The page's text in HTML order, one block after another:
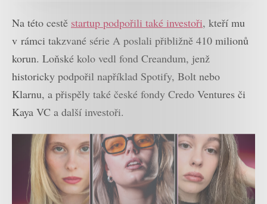
Na této cestě startup podpořili také investoři, kteří mu
v rámci takzvané série A poslali přibližně 410 milionů
korun. Loňské kolo vedl fond Creandum, jenž
historicky podpořil například Spotify, Bolt nebo
Klarnu, a přispěly také české fondy Credo Ventures či
Kaya VC a další investoři.